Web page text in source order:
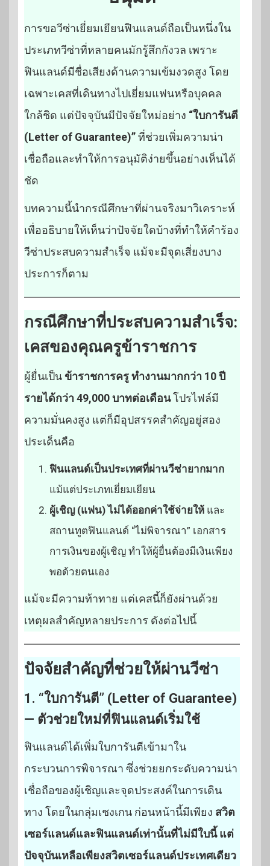
การขอวีซ่าเยี่ยมเยียนฟินแลนด์ถือเป็นหนึ่งใน
ประเภทวีซ่าที่หลายคนมักรู้สึกกังวล เพราะ
ฟินแลนด์มีชื่อเสียงด้านความเข้มงวดสูง โดย
เฉพาะเคสที่เดินทางไปเยี่ยมแฟนหรือบุคคล
ใกล้ชิด แต่ปัจจุบันมีปัจจัยใหม่อย่าง “ใบการันตี
(Letter of Guarantee)”ที่ช่วยเพิ่มความน่า
เชื่อถือและทำให้การอนุมัติง่ายขึ้นอย่างเห็นได้
ชัด
บทความนี้นำกรณีศึกษาที่ผ่านจริงมาวิเคราะห์
เพื่ออธิบายให้เห็นว่าปัจจัยใดบ้างที่ทำให้คำร้อง
วีซ่าประสบความสำเร็จ แม้จะมีจุดเสี่ยงบาง
ประการก็ตาม
กรณีศึกษาที่ประสบความสำเร็จ:
เคสของคุณครูข้าราชการ
ผู้ยื่นเป็น ข้าราชการครู ทำงานมากกว่า 10 ปี
รายได้กว่า 49,000 บาทต่อเดือนโปรไฟล์มี
ความมั่นคงสูง แต่ก็มีอุปสรรคสำคัญอยู่สอง
ประเด็นคือ
ฟินแลนด์เป็นประเทศที่ผ่านวีซ่ายากมาก
แม้แต่ประเภทเยี่ยมเยียน
ผู้เชิญ (แฟน) ไม่ได้ออกค่าใช้จ่ายให้ และ
สถานทูตฟินแลนด์ “ไม่พิจารณา” เอกสาร
การเงินของผู้เชิญ ทำให้ผู้ยื่นต้องมีเงินเพียง
พอด้วยตนเอง
แม้จะมีความท้าทาย แต่เคสนี้ก็ยังผ่านด้วย
เหตุผลสำคัญหลายประการ ดังต่อไปนี้
ปัจจัยสำคัญที่ช่วยให้ผ่านวีซ่า
1. “ใบการันตี” (Letter of Guarantee)
— ตัวช่วยใหม่ที่ฟินแลนด์เริ่มใช้
ฟินแลนด์ได้เพิ่มใบการันตีเข้ามาใน
กระบวนการพิจารณา ซึ่งช่วยยกระดับความน่า
เชื่อถือของผู้เชิญและจุดประสงค์ในการเดิน
ทาง โดยในกลุ่มเชงเกน ก่อนหน้านี้มีเพียง สวิต
เซอร์แลนด์และฟินแลนด์เท่านั้นที่ไม่มีใบนี้ แต่
ปัจจุบันเหลือเพียงสวิตเซอร์แลนด์ประเทศเดียว